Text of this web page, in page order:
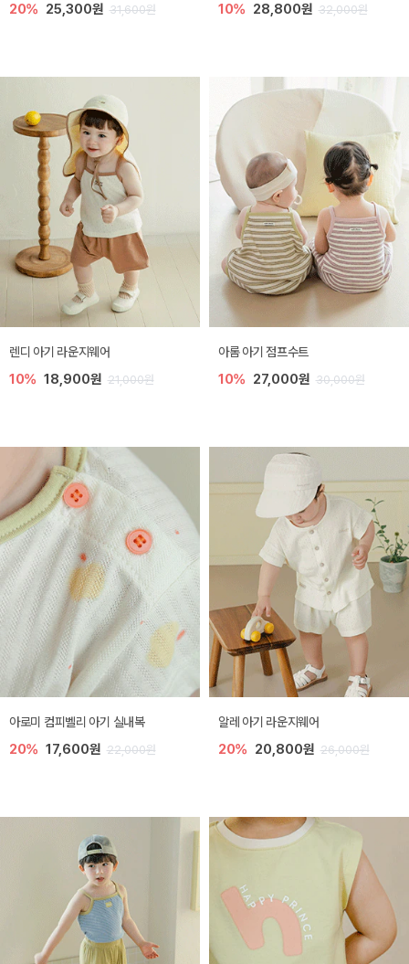
20% 25,300원 31,600원 10% 28,800원 32,000원
렌디 아기 라운지웨어
10% 18,900원 21,000원
아롬 아기 점프수트
10% 27,000원 30,000원
아로미 컴피벨리 아기 실내복
20% 17,600원 22,000원
알레 아기 라운지웨어
20% 20,800원 26,000원